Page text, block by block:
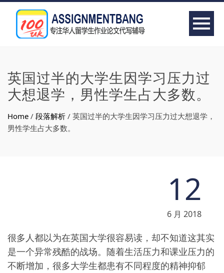
英国过半的大学生因学习压力过
大想退学，男性学生占大多数。
Home / 段落解析 / 英国过半的大学生因学习压力过大想退学，
男性学生占大多数。
12
6 月 2018
很多人都以为在英国大学很容易读，却不知道这其实
是一个异常残酷的战场。随着生活压力和课业压力的
不断增加，很多大学生都患有不同程度的精神抑郁